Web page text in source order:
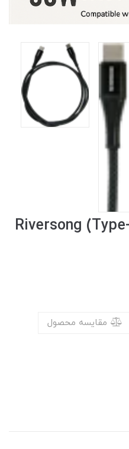
کابل شارژ 1 متری (Type-C) Riversong
مقایسه محصول